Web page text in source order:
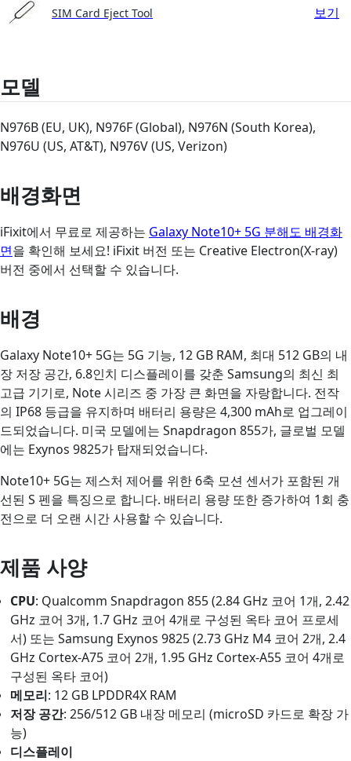
SIM Card Eject Tool 보기
모델
N976B (EU, UK), N976F (Global), N976N (South Korea),
N976U (US, AT&T), N976V (US, Verizon)
배경화면
iFixit에서 무료로 제공하는 Galaxy Note10+ 5G 분해도 배경화
면을 확인해 보세요! iFixit 버전 또는 Creative Electron(X-ray)
버전 중에서 선택할 수 있습니다.
배경
Galaxy Note10+ 5G는 5G 기능, 12 GB RAM, 최대 512 GB의 내
장 저장 공간, 6.8인치 디스플레이를 갖춘 Samsung의 최신 최
고급 기기로, Note 시리즈 중 가장 큰 화면을 자랑합니다. 전작
의 IP68 등급을 유지하며 배터리 용량은 4,300 mAh로 업그레이
드되었습니다. 미국 모델에는 Snapdragon 855가, 글로벌 모델
에는 Exynos 9825가 탑재되었습니다.
Note10+ 5G는 제스처 제어를 위한 6축 모션 센서가 포함된 개
선된 S 펜을 특징으로 합니다. 배터리 용량 또한 증가하여 1회 충
전으로 더 오랜 시간 사용할 수 있습니다.
제품 사양
CPU: Qualcomm Snapdragon 855 (2.84 GHz 코어 1개, 2.42
GHz 코어 3개, 1.7 GHz 코어 4개로 구성된 옥타 코어 프로세
서) 또는 Samsung Exynos 9825 (2.73 GHz M4 코어 2개, 2.4
GHz Cortex-A75 코어 2개, 1.95 GHz Cortex-A55 코어 4개로
구성된 옥타 코어)
메모리: 12 GB LPDDR4X RAM
저장 공간: 256/512 GB 내장 메모리 (microSD 카드로 확장 가
능)
디스플레이